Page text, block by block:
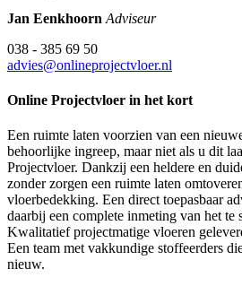
Jan Eenkhoorn Adviseur
038 - 385 69 50
advies@onlineprojectvloer.nl
Online Projectvloer in het kort
Een ruimte laten voorzien van een
behoorlijke ingreep, maar niet als u dit
Projectvloer. Dankzij een heldere en
zonder zorgen een ruimte laten
vloerbedekking. Een direct toepasbaar
daarbij een complete inmeting van het te
Kwalitatief projectmatige vloeren
Een team met vakkundige stoffeerders
nieuw.